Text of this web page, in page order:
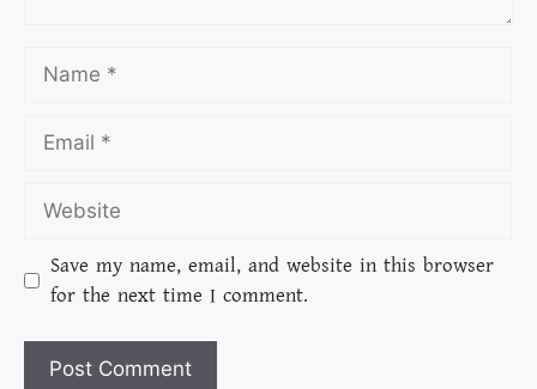
Save my name, email, and website in this browser
for the next time I comment.